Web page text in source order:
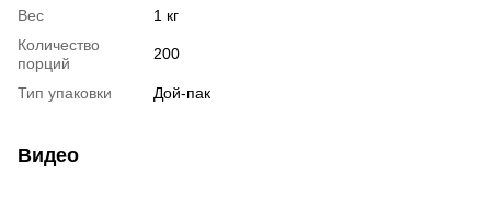
Вес
1 кг
Количество
порций
200
Тип упаковки Дой-пак
Видео